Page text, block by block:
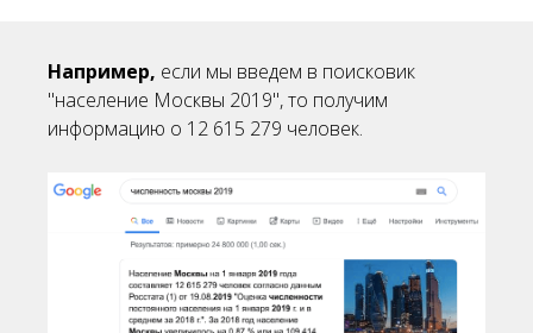
Например, если мы введем в поисковик
"население Москвы 2019", то получим
информацию о 12 615 279 человек.